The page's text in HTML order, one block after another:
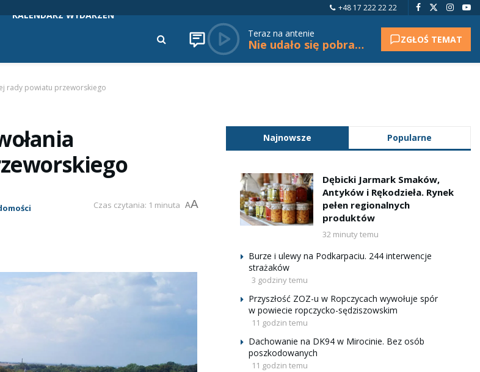
+48 17 222 22 22
KALENDARZ WYDARZEŃ
Teraz na antenie
Nie udało się pobrać tytułu. ZGŁOŚ TEMAT
rady powiatu przeworskiego
Czas czytania: 1 minuta AA
Najnowsze Popularne
Dębicki Jarmark Smaków,
Antyków i Rękodzieła. Rynek
pełen regionalnych
produktów
32 minuty temu
Burze i ulewy na Podkarpaciu. 244 interwencje
strażaków
3 godziny temu
Przyszłość ZOZ-u w Ropczycach wywołuje spór
w powiecie ropczycko-sędziszowskim
11 godzin temu
Dachowanie na DK94 w Mirocinie. Bez osób
poszkodowanych
11 godzin temu